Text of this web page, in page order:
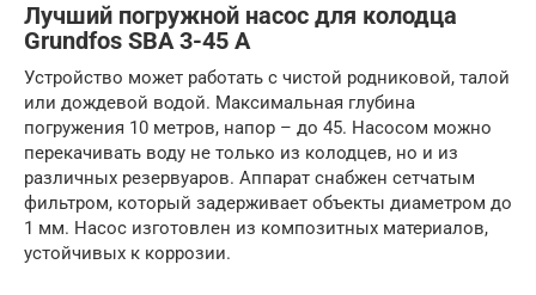
Лучший погружной насос для колодца
Grundfos SBA 3-45 A
Устройство может работать с чистой родниковой, талой
или дождевой водой. Максимальная глубина
погружения 10 метров, напор – до 45. Насосом можно
перекачивать воду не только из колодцев, но и из
различных резервуаров. Аппарат снабжен сетчатым
фильтром, который задерживает объекты диаметром до
1 мм. Насос изготовлен из композитных материалов,
устойчивых к коррозии.